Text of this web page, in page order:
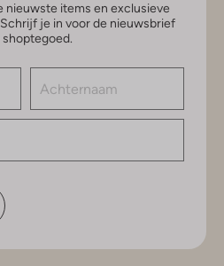
nieuwste items en exclusieve
je in voor de nieuwsbrief
shoptegoed.